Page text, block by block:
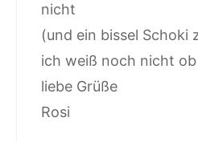
nicht
(und ein bissel Schoki
ich weiß noch nicht
liebe Grüße
Rosi